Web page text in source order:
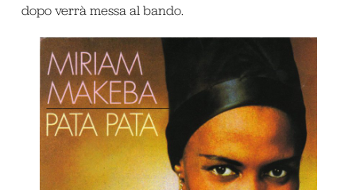
dopo verrà messa al bando.